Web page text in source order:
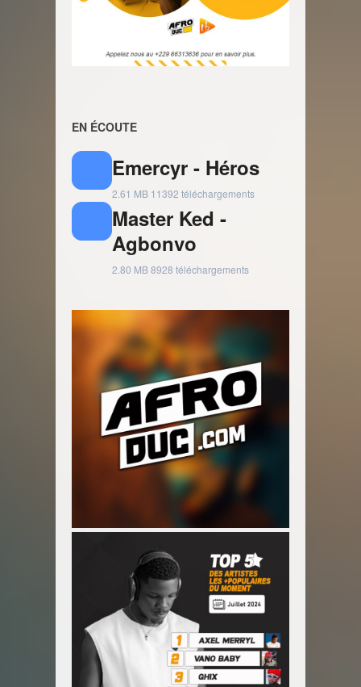
EN ÉCOUTE
Emercyr - Héros
2.61 MB 11392 téléchargements
Master Ked -
Agbonvo
2.80 MB8928 téléchargements